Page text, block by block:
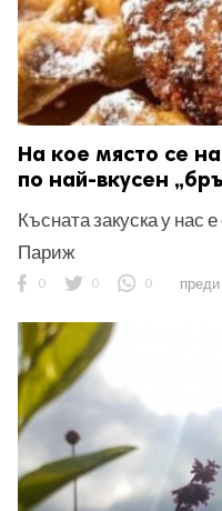
На кое място се
по най-вкусен
Късната закуска у нас
Париж
0 0 0